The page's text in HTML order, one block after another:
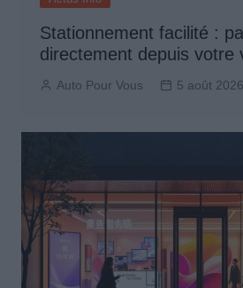
Stationnement facilité :
directement depuis votre
Auto Pour Vous 5 août 2026